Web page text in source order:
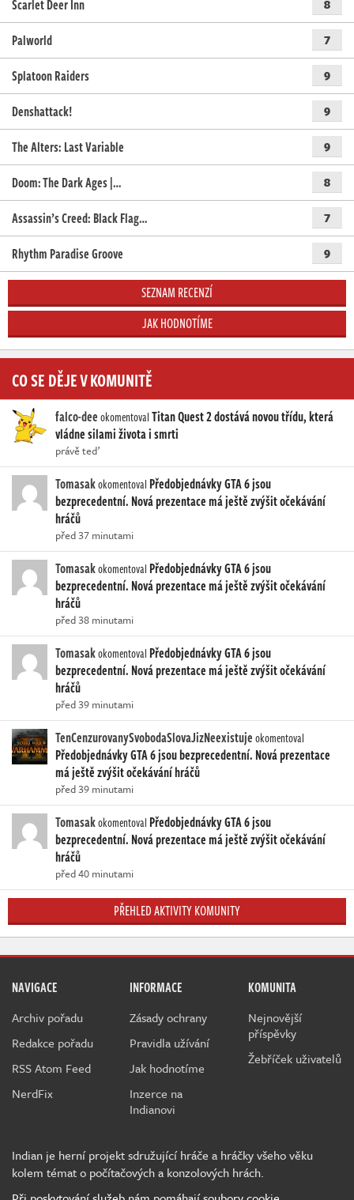
Scarlet Deer Inn
8
Palworld 7
Splatoon Raiders 9
Denshattack! 9
The Alters: Last Variable 9
Doom: The Dark Ages |… 8
Assassin’s Creed: Black Flag… 7
Rhythm Paradise Groove 9
SEZNAM RECENZÍ
JAK HODNOTÍME
CO SE DĚJE V KOMUNITĚ
falco-deeokomentovalTitan Quest 2 dostává novou třídu, která
vládne silami života i smrti
právě teď
Tomasakokomentoval Předobjednávky GTA 6 jsou
bezprecedentní. Nová prezentace má ještě zvýšit očekávání
hráčů
před 37 minutami
Tomasakokomentoval Předobjednávky GTA 6 jsou
bezprecedentní. Nová prezentace má ještě zvýšit očekávání
hráčů
před 38 minutami
Tomasakokomentoval Předobjednávky GTA 6 jsou
bezprecedentní. Nová prezentace má ještě zvýšit očekávání
hráčů
před 39 minutami
TenCenzurovanySvobodaSlovaJizNeexistujeokomentoval
Předobjednávky GTA 6 jsou bezprecedentní. Nová prezentace
má ještě zvýšit očekávání hráčů
před 39 minutami
Tomasakokomentoval Předobjednávky GTA 6 jsou
bezprecedentní. Nová prezentace má ještě zvýšit očekávání
hráčů
před 40 minutami
PŘEHLED AKTIVITY KOMUNITY
NAVIGACE
Archiv pořadu
Redakce pořadu
RSS Atom Feed
NerdFix
INFORMACE
Zásady ochrany
Pravidla užívání
Jak hodnotíme
Inzerce na
Indianovi
KOMUNITA
Nejnovější
příspěvky
Žebříček uživatelů
Indian je herní projekt sdružující hráče a hráčky všeho věku
kolem témat o počítačových a konzolových hrách.